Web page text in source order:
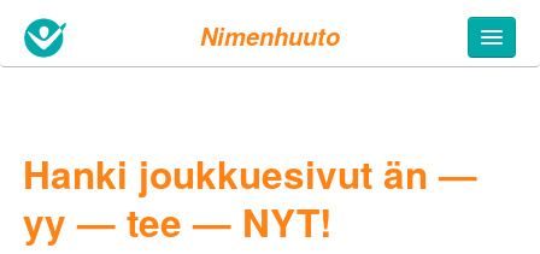
Nimenhuuto
Hanki joukkuesivut än —
yy — tee — NYT!